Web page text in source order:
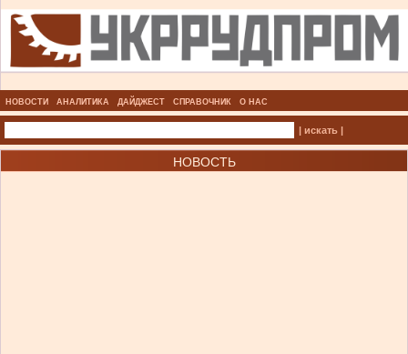
НОВОСТИ АНАЛИТИКА ДАЙДЖЕСТ СПРАВОЧНИК О НАС
| искать |
НОВОСТЬ